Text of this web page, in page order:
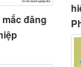
đăng